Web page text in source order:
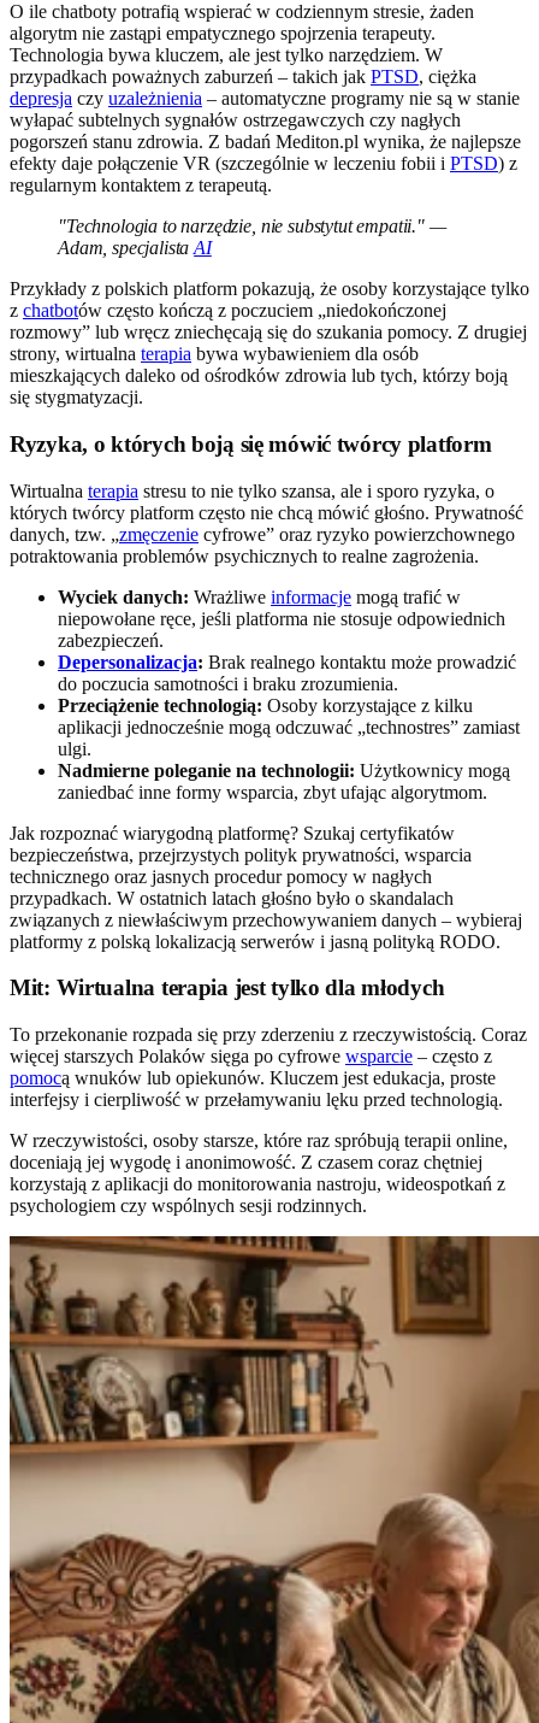
O ile chatboty potrafią wspierać w codziennym stresie, żaden
algorytm nie zastąpi empatycznego spojrzenia terapeuty.
Technologia bywa kluczem, ale jest tylko narzędziem. W
przypadkach poważnych zaburzeń – takich jak PTSD, ciężka
depresja czy uzależnienia – automatyczne programy nie są w stanie
wyłapać subtelnych sygnałów ostrzegawczych czy nagłych
pogorszeń stanu zdrowia. Z badań Mediton.pl wynika, że najlepsze
efekty daje połączenie VR (szczególnie w leczeniu fobii i PTSD) z
regularnym kontaktem z terapeutą.
"Technologia to narzędzie, nie substytut empatii." —
Adam, specjalistaAI
Przykłady z polskich platform pokazują, że osoby korzystające tylko
z chatbotów często kończą z poczuciem „niedokończonej
rozmowy” lub wręcz zniechęcają się do szukania pomocy. Z drugiej
strony, wirtualna terapia bywa wybawieniem dla osób
mieszkających daleko od ośrodków zdrowia lub tych, którzy boją
się stygmatyzacji.
Ryzyka, o których boją się mówić twórcy platform
Wirtualna terapia stresu to nie tylko szansa, ale i sporo ryzyka, o
których twórcy platform często nie chcą mówić głośno. Prywatność
danych, tzw. „zmęczenie cyfrowe” oraz ryzyko powierzchownego
potraktowania problemów psychicznych to realne zagrożenia.
Wyciek danych: Wrażliwe informacje mogą trafić w
niepowołane ręce, jeśli platforma nie stosuje odpowiednich
zabezpieczeń.
Depersonalizacja: Brak realnego kontaktu może prowadzić
do poczucia samotności i braku zrozumienia.
Przeciążenie technologią: Osoby korzystające z kilku
aplikacji jednocześnie mogą odczuwać „technostres” zamiast
ulgi.
Nadmierne poleganie na technologii: Użytkownicy mogą
zaniedbać inne formy wsparcia, zbyt ufając algorytmom.
Jak rozpoznać wiarygodną platformę? Szukaj certyfikatów
bezpieczeństwa, przejrzystych polityk prywatności, wsparcia
technicznego oraz jasnych procedur pomocy w nagłych
przypadkach. W ostatnich latach głośno było o skandalach
związanych z niewłaściwym przechowywaniem danych – wybieraj
platformy z polską lokalizacją serwerów i jasną polityką RODO.
Mit: Wirtualna terapia jest tylko dla młodych
To przekonanie rozpada się przy zderzeniu z rzeczywistością. Coraz
więcej starszych Polaków sięga po cyfrowe wsparcie – często z
pomocą wnuków lub opiekunów. Kluczem jest edukacja, proste
interfejsy i cierpliwość w przełamywaniu lęku przed technologią.
W rzeczywistości, osoby starsze, które raz spróbują terapii online,
doceniają jej wygodę i anonimowość. Z czasem coraz chętniej
korzystają z aplikacji do monitorowania nastroju, wideospotkań z
psychologiem czy wspólnych sesji rodzinnych.